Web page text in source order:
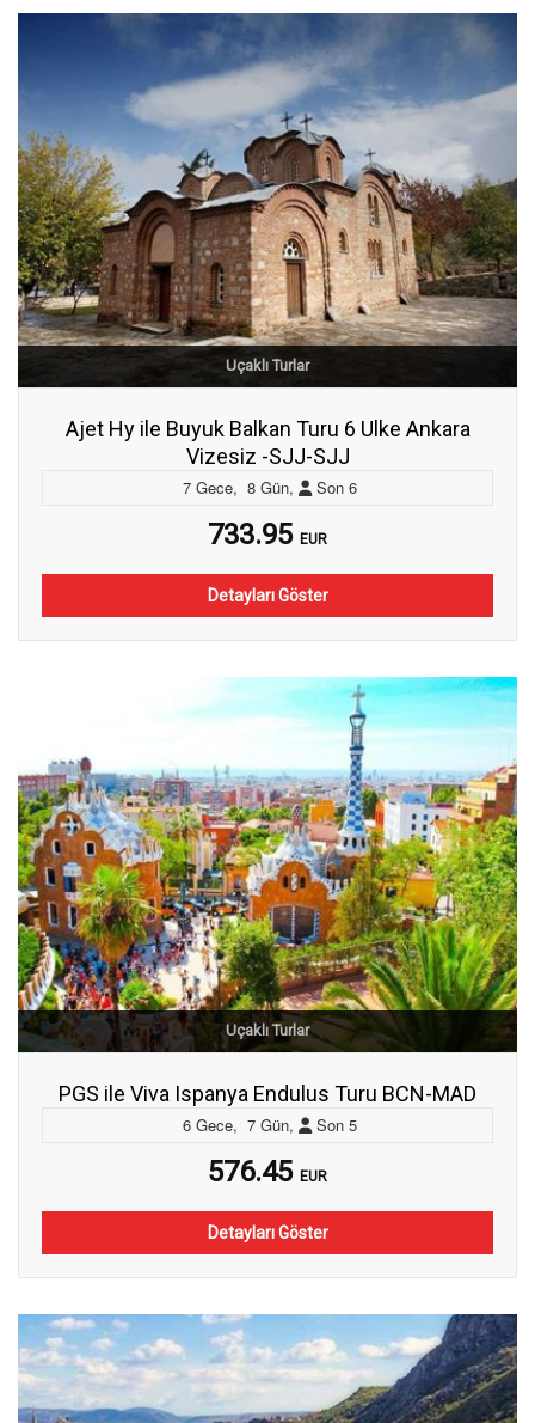
Uçaklı Turlar
Ajet Hy ile Buyuk Balkan Turu 6 Ulke Ankara
Vizesiz -SJJ-SJJ
7 Gece, 8 Gün, Son 6
733.95 EUR
Detayları Göster
Uçaklı Turlar
PGS ile Viva Ispanya Endulus Turu BCN-MAD
6 Gece, 7 Gün, Son 5
576.45 EUR
Detayları Göster